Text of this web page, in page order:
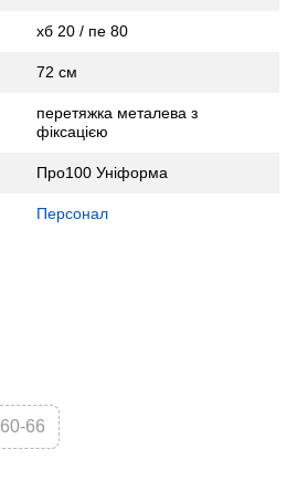
хб 20 / пе 80
72 см
перетяжка металева з
фіксацією
Про100 Уніформа
Персонал
60-66